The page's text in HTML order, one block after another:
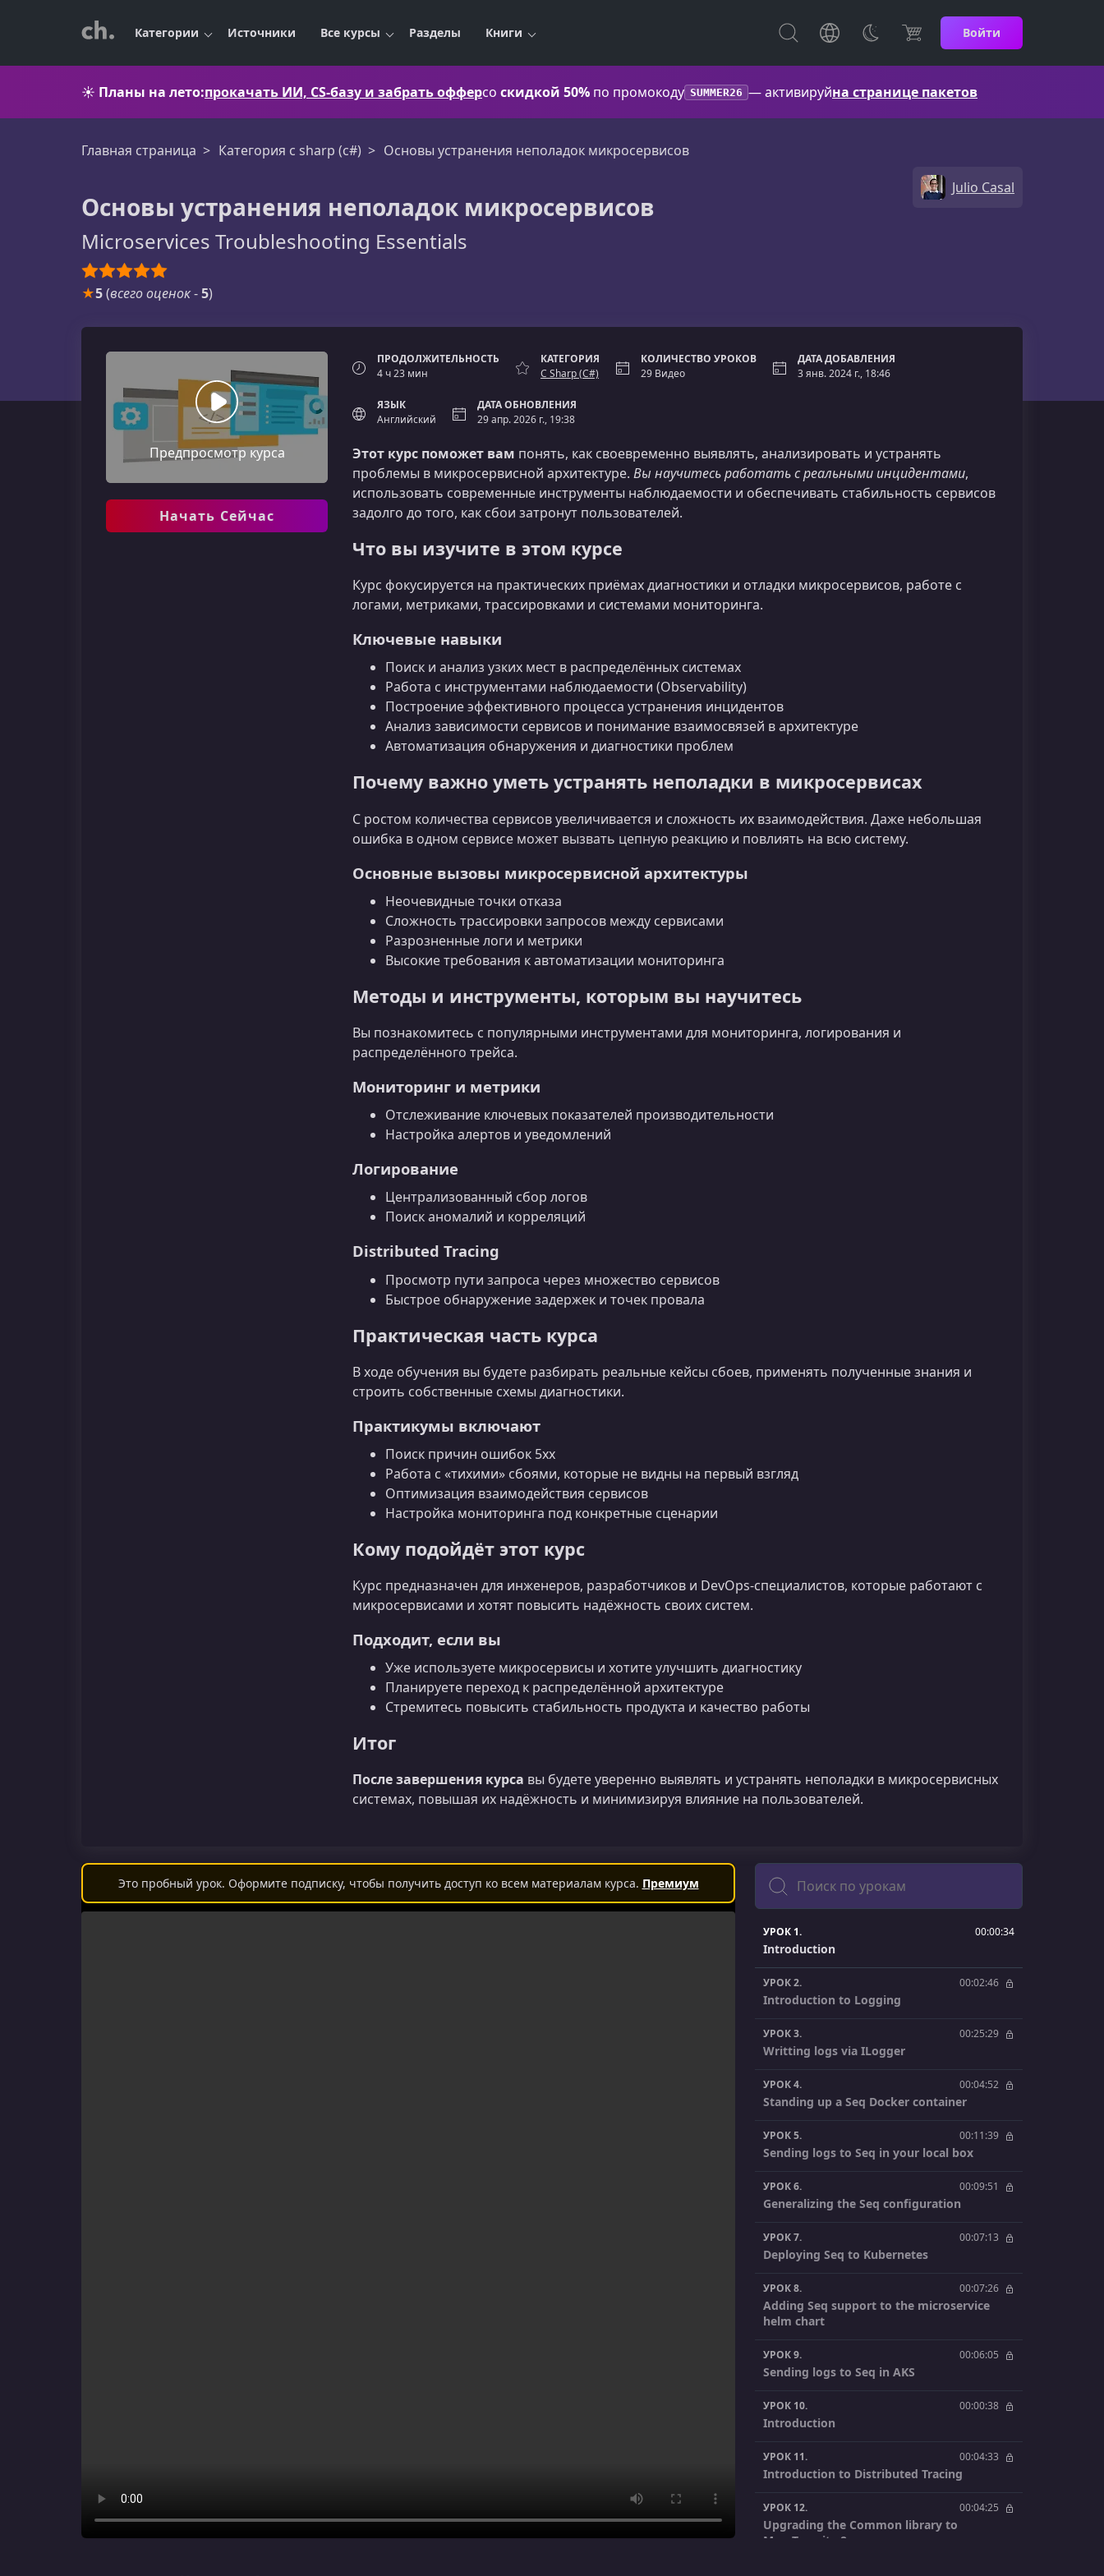
Категории Источники Все курсы Разделы Книги Войти
☀️ Планы на лето:прокачать ИИ, CS-базу и забрать офферсо скидкой 50% по промокоду SUMMER26 — активируйна странице пакетов
Главная страница Категория c sharp (c#) Основы устранения неполадок микросервисов
Основы устранения неполадок микросервисов
Microservices Troubleshooting Essentials
Julio Casal
★5(всего оценок-5)
Предпросмотр курса
Начать Сейчас
ПРОДОЛЖИТЕЛЬНОСТЬ
4 ч 23 мин
КАТЕГОРИЯ
C Sharp (C#)
КОЛИЧЕСТВО УРОКОВ
29 Видео
ДАТА ДОБАВЛЕНИЯ
3 янв. 2024 г., 18:46
ЯЗЫК
Английский
ДАТА ОБНОВЛЕНИЯ
29 апр. 2026 г., 19:38
Этот курс поможет вам понять, как своевременно выявлять, анализировать и устранять
проблемы в микросервисной архитектуре. Вы научитесь работать с реальными инцидентами,
использовать современные инструменты наблюдаемости и обеспечивать стабильность сервисов
задолго до того, как сбои затронут пользователей.
Что вы изучите в этом курсе
Курс фокусируется на практических приёмах диагностики и отладки микросервисов, работе с
логами, метриками, трассировками и системами мониторинга.
Ключевые навыки
Поиск и анализ узких мест в распределённых системах
Работа с инструментами наблюдаемости (Observability)
Построение эффективного процесса устранения инцидентов
Анализ зависимости сервисов и понимание взаимосвязей в архитектуре
Автоматизация обнаружения и диагностики проблем
Почему важно уметь устранять неполадки в микросервисах
С ростом количества сервисов увеличивается и сложность их взаимодействия. Даже небольшая
ошибка в одном сервисе может вызвать цепную реакцию и повлиять на всю систему.
Основные вызовы микросервисной архитектуры
Неочевидные точки отказа
Сложность трассировки запросов между сервисами
Разрозненные логи и метрики
Высокие требования к автоматизации мониторинга
Методы и инструменты, которым вы научитесь
Вы познакомитесь с популярными инструментами для мониторинга, логирования и
распределённого трейса.
Мониторинг и метрики
Отслеживание ключевых показателей производительности
Настройка алертов и уведомлений
Логирование
Централизованный сбор логов
Поиск аномалий и корреляций
Distributed Tracing
Просмотр пути запроса через множество сервисов
Быстрое обнаружение задержек и точек провала
Практическая часть курса
В ходе обучения вы будете разбирать реальные кейсы сбоев, применять полученные знания и
строить собственные схемы диагностики.
Практикумы включают
Поиск причин ошибок 5xx
Работа с «тихими» сбоями, которые не видны на первый взгляд
Оптимизация взаимодействия сервисов
Настройка мониторинга под конкретные сценарии
Кому подойдёт этот курс
Курс предназначен для инженеров, разработчиков и DevOps‑специалистов, которые работают с
микросервисами и хотят повысить надёжность своих систем.
Подходит, если вы
Уже используете микросервисы и хотите улучшить диагностику
Планируете переход к распределённой архитектуре
Стремитесь повысить стабильность продукта и качество работы
Итог
После завершения курса вы будете уверенно выявлять и устранять неполадки в микросервисных
системах, повышая их надёжность и минимизируя влияние на пользователей.
Это пробный урок. Оформите подписку, чтобы получить доступ ко всем материалам курса. Премиум
Поиск
УРОК 1. 00:00:34
Introduction
УРОК 2. 00:02:46
Introduction to Logging
УРОК 3. 00:25:29
Writting logs via ILogger
УРОК 4. 00:04:52
Standing up a Seq Docker container
УРОК 5. 00:11:39
Sending logs to Seq in your local box
УРОК 6. 00:09:51
Generalizing the Seq configuration
УРОК 7. 00:07:13
Deploying Seq to Kubernetes
УРОК 8. 00:07:26
Adding Seq support to the microservice
helm chart
УРОК 9. 00:06:05
Sending logs to Seq in AKS
УРОК 10. 00:00:38
Introduction
УРОК 11. 00:04:33
Introduction to Distributed Tracing
УРОК 12. 00:04:25
Upgrading the Common library to
MassTransit v8